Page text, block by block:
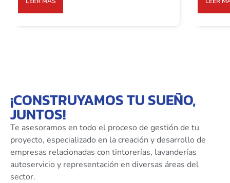
¡CONSTRUYAMOS TU SUEÑO,
JUNTOS!
Te asesoramos en todo el proceso de gestión de tu
proyecto, especializado en la creación y desarrollo de
empresas relacionadas con tintorerías, lavanderías
autoservicio y representación en diversas áreas del
sector.